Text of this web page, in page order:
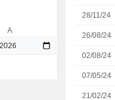
28/11/24
26/08/24
02/08/24
07/05/24
21/02/24
A